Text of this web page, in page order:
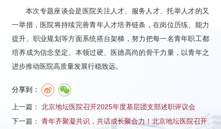
本次专题座谈会是医院关注人才、服务人才、托举人才的又
一举措，医院将持续完善青年人才培养链条，在岗位历练、能力
提升、职业规划等方面系统搭台架梯，努力把每一名青年职工都
培养成为信念坚定、本领过硬、医德高尚的骨干力量，以青年之
进步推动医院高质量发展行稳致远。
分享到：
上一篇：
北京地坛医院召开2025年度基层团支部述职评议会
下一篇：
青年齐聚凝共识，共话成长聚合力！北京地坛医院召开